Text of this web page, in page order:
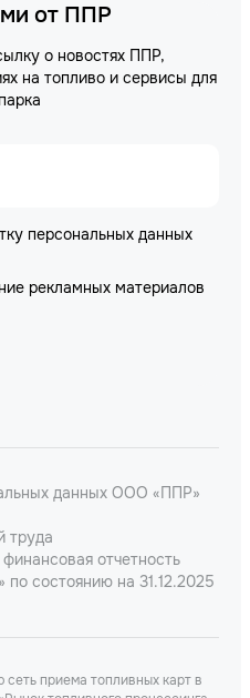
от ППР
о новостях ППР,
на топливо и сервисы для
персональных данных
рекламных материалов
данных ООО «ППР»
труда
отчетность
состоянию на 31.12.2025
приема топливных карт в